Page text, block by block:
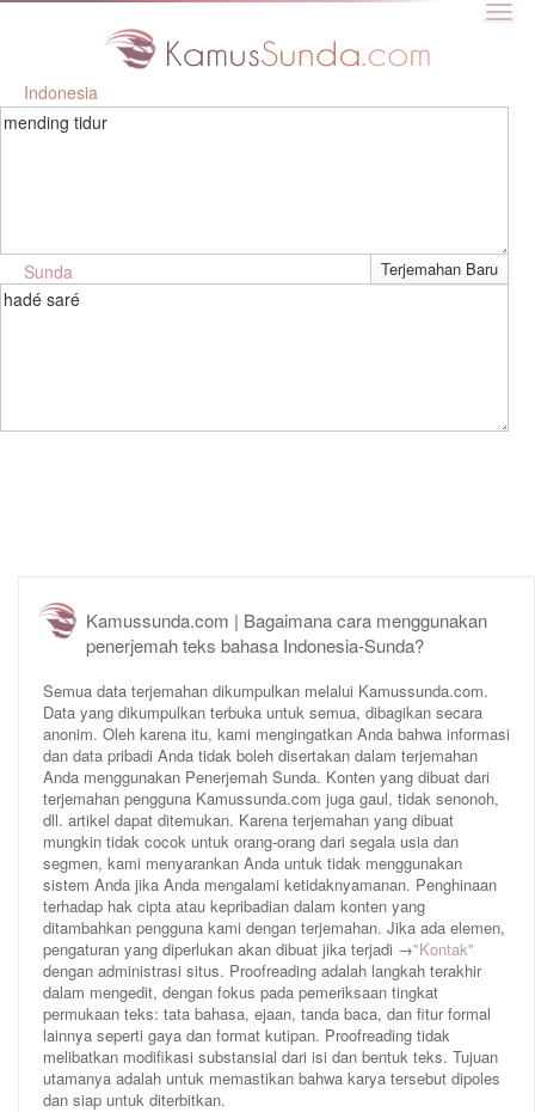
Indonesia
mending tidur
Sunda
hadé saré
Kamussunda.com | Bagaimana cara menggunakan
penerjemah teks bahasa Indonesia-Sunda?
Semua data terjemahan dikumpulkan melalui Kamussunda.com.
Data yang dikumpulkan terbuka untuk semua, dibagikan secara
anonim. Oleh karena itu, kami mengingatkan Anda bahwa informasi
dan data pribadi Anda tidak boleh disertakan dalam terjemahan
Anda menggunakan Penerjemah Sunda. Konten yang dibuat dari
terjemahan pengguna Kamussunda.com juga gaul, tidak senonoh,
dll. artikel dapat ditemukan. Karena terjemahan yang dibuat
mungkin tidak cocok untuk orang-orang dari segala usia dan
segmen, kami menyarankan Anda untuk tidak menggunakan
sistem Anda jika Anda mengalami ketidaknyamanan. Penghinaan
terhadap hak cipta atau kepribadian dalam konten yang
ditambahkan pengguna kami dengan terjemahan. Jika ada elemen,
pengaturan yang diperlukan akan dibuat jika terjadi →"Kontak"
dengan administrasi situs. Proofreading adalah langkah terakhir
dalam mengedit, dengan fokus pada pemeriksaan tingkat
permukaan teks: tata bahasa, ejaan, tanda baca, dan fitur formal
lainnya seperti gaya dan format kutipan. Proofreading tidak
melibatkan modifikasi substansial dari isi dan bentuk teks. Tujuan
utamanya adalah untuk memastikan bahwa karya tersebut dipoles
dan siap untuk diterbitkan.